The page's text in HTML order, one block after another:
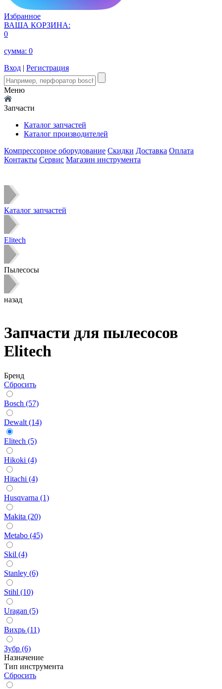
Избранное
ВАША КОРЗИНА:
0
сумма: 0
Вход | Регистрация
Меню
Запчасти
Каталог запчастей
Каталог производителей
Компрессорное оборудование Скидки Доставка Оплата
Контакты Сервис Магазин инструмента
Каталог запчастей
Elitech
Пылесосы
назад
Запчасти для пылесосов
Elitech
Бренд
Сбросить
Bosch (57)
Dewalt (14)
Elitech (5)
Hikoki (4)
Hitachi (4)
Husqvarna (1)
Makita (20)
Metabo (45)
Skil (4)
Stanley (6)
Stihl (10)
Uragan (5)
Вихрь (11)
Зубр (6)
Назначение
Тип инструмента
Сбросить